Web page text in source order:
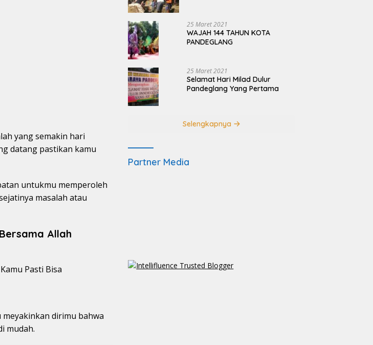
yang semakin hari
datang pastikan kamu
untukmu memperoleh
masalah atau
Allah
dirimu bahwa
mudah.
25 Maret 2021
WAJAH 144 TAHUN KOTA
PANDEGLANG
25 Maret 2021
Selamat Hari Milad Dulur
Pandeglang Yang Pertama
Selengkapnya
Partner Media